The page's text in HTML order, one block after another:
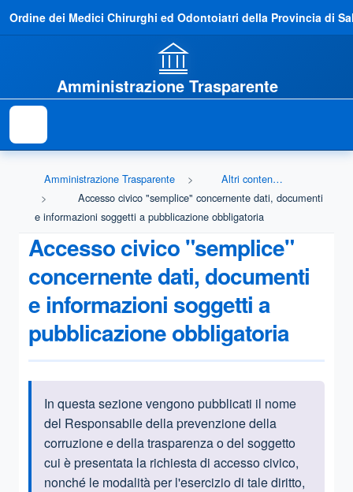
Ordine dei Medici Chirurghi ed Odontoiatri della Provincia di
Amministrazione Trasparente
Amministrazione Trasparente
Altri contenuti - Accesso civico
Accesso civico "semplice" concernente dati, documenti
e informazioni soggetti a pubblicazione obbligatoria
Accesso civico "semplice"
concernente dati, documenti
e informazioni soggetti a
pubblicazione obbligatoria
Informazioni introduttive
In questa sezione vengono pubblicati il nome
del Responsabile della prevenzione della
corruzione e della trasparenza o del soggetto
cui è presentata la richiesta di accesso civico,
nonché le modalità per l'esercizio di tale diritto,